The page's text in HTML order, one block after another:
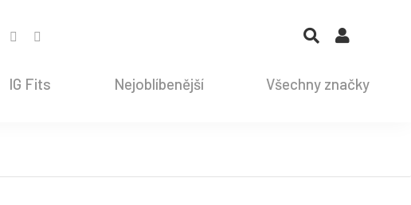
IG Fits Nejoblíbenější Všechny značky